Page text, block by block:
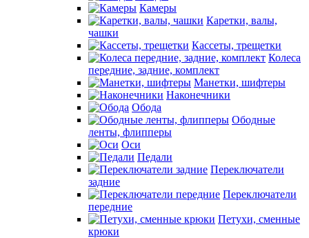
Камеры
Каретки, валы,
чашки
Кассеты, трещетки
Колеса
передние, задние, комплект
Манетки, шифтеры
Наконечники
Обода
Ободные
ленты, флипперы
Оси
Педали
Переключатели
задние
Переключатели
передние
Петухи, сменные
крюки